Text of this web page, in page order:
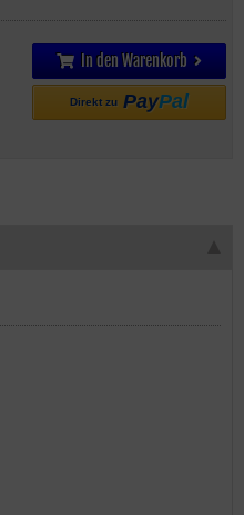
In den Warenkorb
Direkt zu PayPal